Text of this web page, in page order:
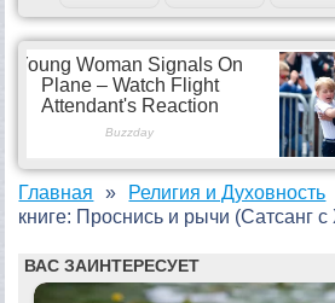
Главная Религия и Духовность
книге: Проснись и рычи (Сатсанг